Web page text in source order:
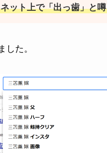
ネット上で「出っ歯」と噂
した。